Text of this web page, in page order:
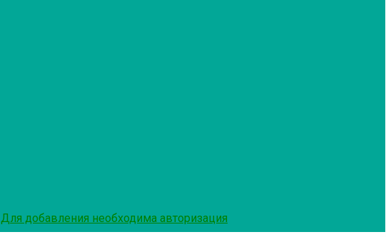
Для добавления необходима авторизация